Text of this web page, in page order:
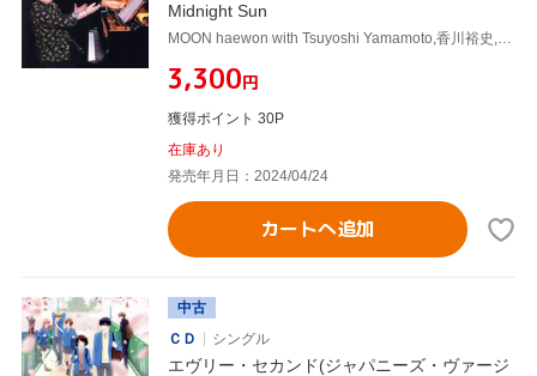
Midnight Sun
MOON haewon with Tsuyoshi Yamamoto,香川裕史,チッコソウマ
¥3,300円
獲得ポイント 30P
在庫あり
発売年月日：2024/04/24
カートへ追加
中古
ＣＤ
シングル
エヴリー・セカンド(ジャパニーズ・ヴァージ